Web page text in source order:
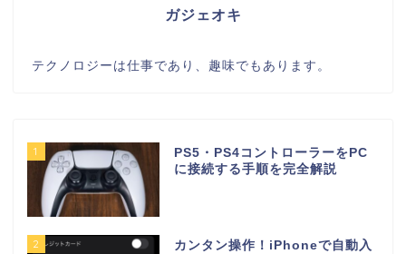
ガジェオキ
テクノロジーは仕事であり、趣味でもあります。
1
PS5・PS4コントローラーをPC
に接続する手順を完全解説
2
カンタン操作！iPhoneで自動入